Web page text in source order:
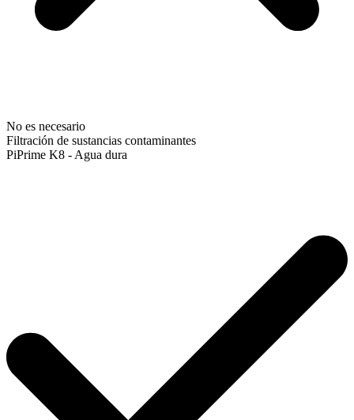
No es necesario
Filtración de sustancias contaminantes
PiPrime K8 - Agua dura